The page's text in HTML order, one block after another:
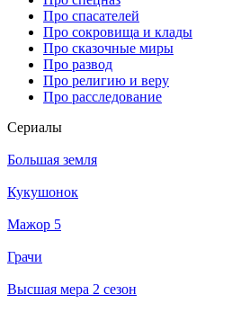
Про спасателей
Про сокровища и клады
Про сказочные миры
Про развод
Про религию и веру
Про расследование
Се­риа­лы
Большая земля
Кукушонок
Мажор 5
Грачи
Высшая мера 2 сезон